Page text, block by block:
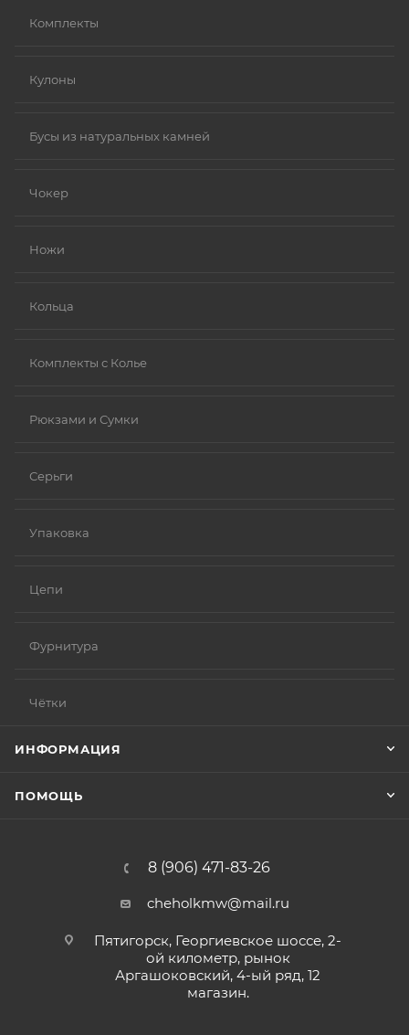
Комплекты
Кулоны
Бусы из натуральных камней
Чокер
Ножи
Кольца
Комплекты с Колье
Рюкзами и Сумки
Серьги
Упаковка
Цепи
Фурнитура
Чётки
ИНФОРМАЦИЯ
ПОМОЩЬ
8 (906) 471-83-26
cheholkmw@mail.ru
Пятигорск, Георгиевское шоссе, 2-
ой километр, рынок
Аргашоковский, 4-ый ряд, 12
магазин.